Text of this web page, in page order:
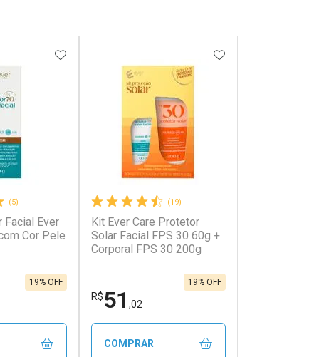
cada
cada
Ativar Desconto
(5)
Facial Ever
Cor Pele
19% OFF
ADICIONAR AOS FAVORITOS
(19)
Kit Ever Care Protetor
Solar Facial FPS 30 60g +
Corporal FPS 30 200g
R$51 ,02
19% OFF
ADICIONAR AOS
COMPRAR